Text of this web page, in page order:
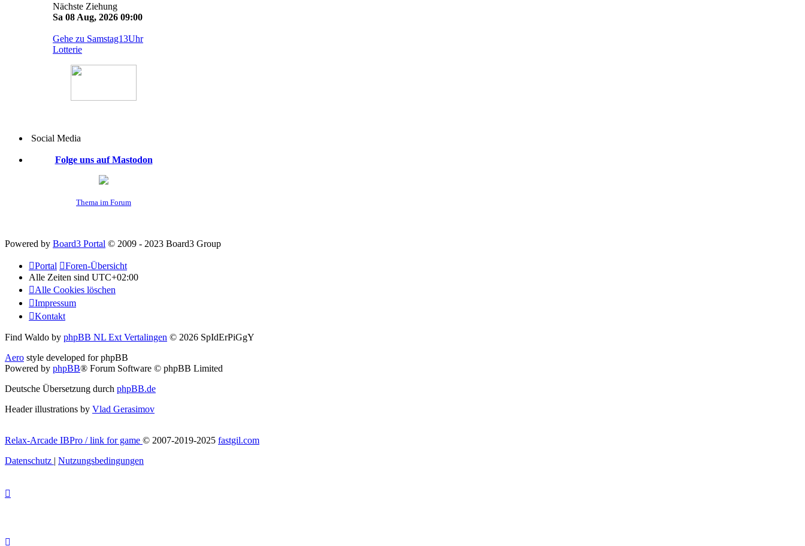
Nächste Ziehung
Sa 08 Aug, 2026 09:00
Gehe zu Samstag13Uhr
Lotterie
Social Media
Folge uns auf Mastodon
Thema im Forum
Powered by Board3 Portal © 2009 - 2023 Board3 Group
Portal
Foren-Übersicht
Alle Zeiten sind UTC+02:00
Alle Cookies löschen
Impressum
Kontakt
Find Waldo by phpBB NL Ext Vertalingen © 2026 SpIdErPiGgY
Aero style developed for phpBB
Powered by phpBB® Forum Software © phpBB Limited
Deutsche Übersetzung durch phpBB.de
Header illustrations by Vlad Gerasimov
Relax-Arcade IBPro / link for game © 2007-2019-2025 fastgil.com
Datenschutz | Nutzungsbedingungen